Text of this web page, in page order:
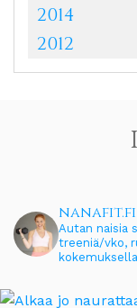
2014
2012
nanafit.fi
Autan naisia
treeniä/vko,